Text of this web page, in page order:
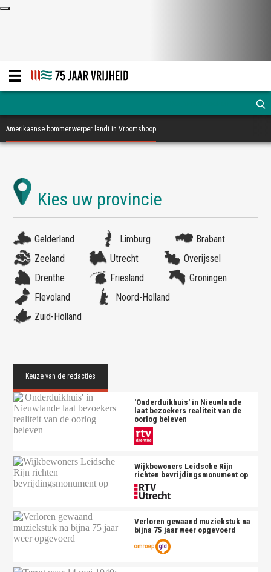
Amerikaanse bommenwerper landt in Vroomshoop
Gelderland Limburg
Brabant
Zeeland
Utrecht
Overijssel
Drenthe
Friesland
Groningen
Flevoland
Noord-Holland
Zuid-Holland
'Onderduikhuis' in Nieuwlande
laat bezoekers realiteit van de
oorlog beleven
Wijkbewoners Leidsche Rijn
richten bevrijdingsmonument op
Verloren gewaand muziekstuk na
bijna 75 jaar weer opgevoerd